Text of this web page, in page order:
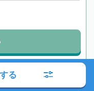
を納得できる形で解
る